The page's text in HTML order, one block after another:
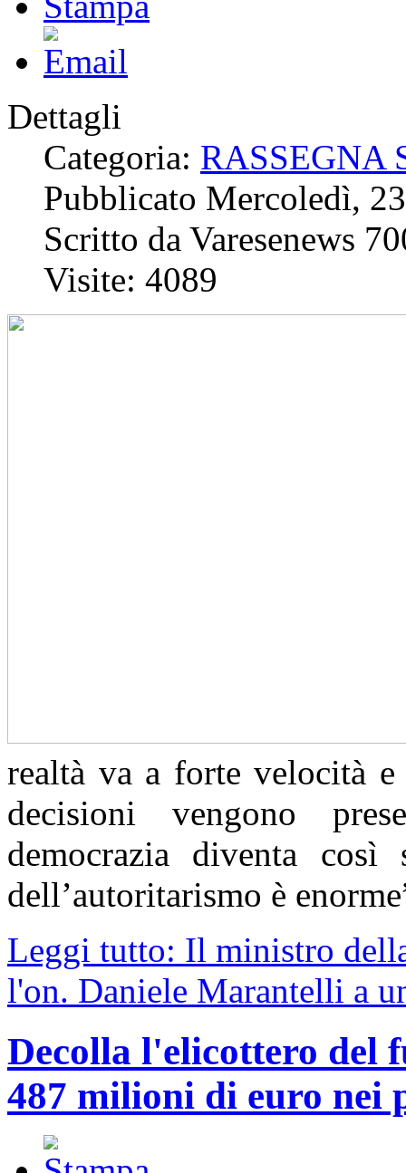
Dettagli
Categoria: RASSEGNA
Pubblicato Mercoledì,
Scritto da Varesenews
Visite: 4089
realtà va a forte velocità
decisioni vengono
democrazia diventa
dell’autoritarismo è
Leggi tutto: Il ministro
l'on. Daniele Marantelli a
Decolla l'elicottero del
487 milioni di euro nei